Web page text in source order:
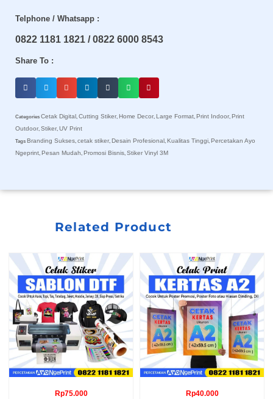
Telphone / Whatsapp :
0822 1181 1821 / 0822 6000 8543
Share To :
Categories Cetak Digital Cutting Stiker Home Decor Large Format Print Indoor Print
Outdoor Stiker UV Print
Tags Branding Sukses cetak stiker Desain Profesional Kualitas Tinggi Percetakan Ayo
Ngeprint Pesan Mudah Promosi Bisnis Stiker Vinyl 3M
Related Product
Rp75.000 Rp40.000